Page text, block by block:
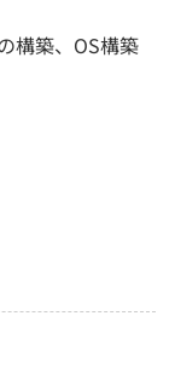
構築、OS構築